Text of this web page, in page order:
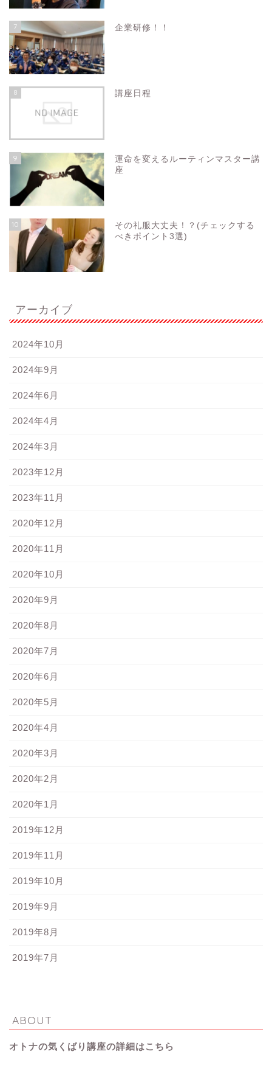
7 企業研修！！
8 講座日程
9
運命を変えるルーティンマスター講
座
10
その礼服大丈夫！？(チェックする
べきポイント3選)
アーカイブ
2024年10月
2024年9月
2024年6月
2024年4月
2024年3月
2023年12月
2023年11月
2020年12月
2020年11月
2020年10月
2020年9月
2020年8月
2020年7月
2020年6月
2020年5月
2020年4月
2020年3月
2020年2月
2020年1月
2019年12月
2019年11月
2019年10月
2019年9月
2019年8月
2019年7月
ABOUT
オトナの気くばり講座の詳細はこちら